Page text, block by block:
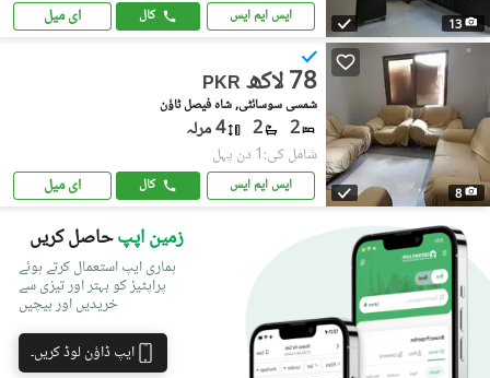
13 ایس ایم ایس کال ای میل
8
PKR 78 لاکھ
شمسی سوسائٹی, شاہ فیصل ٹاؤن
2
2 4 مرلہ
شامل کی:1 دن پہل
ایس ایم ایس کال ای میل
زمین اپپحاصل کریں
ہماری ایپ استعمال کرتے ہوئے
پراپٹیز کو بہتر اور تیزی سے
خریدیں اور بیچیں
ایپ ڈاؤن لوڈ کریں۔